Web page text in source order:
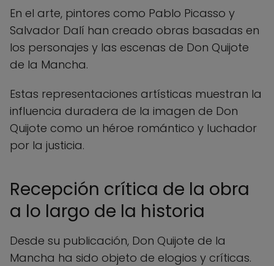
En el arte, pintores como Pablo Picasso y
Salvador Dalí han creado obras basadas en
los personajes y las escenas de Don Quijote
de la Mancha.
Estas representaciones artísticas muestran la
influencia duradera de la imagen de Don
Quijote como un héroe romántico y luchador
por la justicia.
Recepción crítica de la obra
a lo largo de la historia
Desde su publicación, Don Quijote de la
Mancha ha sido objeto de elogios y críticas.